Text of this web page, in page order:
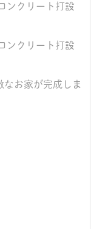
ンクリート打設
ンクリート打設
お家が完成しま